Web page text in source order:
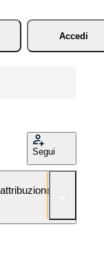
Accedi
Segui